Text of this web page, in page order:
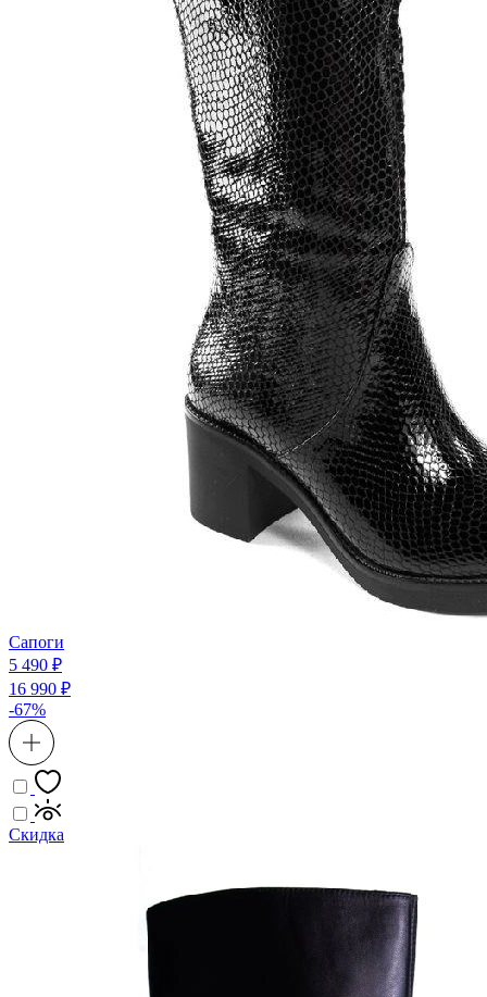
Сапоги
5 490 ₽
16 990 ₽
-67%
Скидка